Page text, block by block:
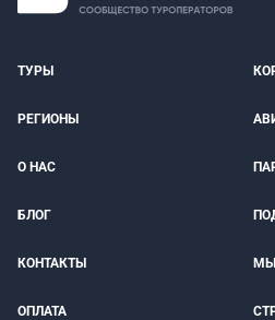
ТУРЫ
РЕГИОНЫ
О НАС
БЛОГ
КОНТАКТЫ
ОПЛАТА